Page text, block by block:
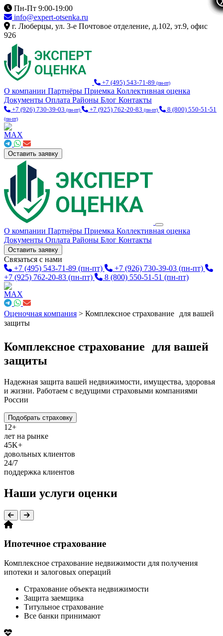
Пн-Пт 9:00-19:00
info@expert-otsenka.ru
г. Люберцы, ул. 3-е Почтовое отделение, д.102, эт.9, офис
926
+7 (495) 543-71-89 (пн-пт)
О компании Партнёры Приемка Коллективная оценка
Документы Оплата Районы Блог Контакты
+7 (926) 730-39-03 (пн-пт) +7 (925) 762-20-83 (пн-пт) 8 (800) 550-51-51
(пн-пт)
Оставить заявку
О компании Партнёры Приемка Коллективная оценка
Документы Оплата Районы Блог Контакты
Оставить заявку
Связаться с нами
+7 (495) 543-71-89 (пн-пт) +7 (926) 730-39-03 (пн-пт)
+7 (925) 762-20-83 (пн-пт) 8 (800) 550-51-51 (пн-пт)
Оценочная компания > Комплексное страхование для вашей
защиты
Комплексное страхование для вашей
защиты
Надежная защита вашей недвижимости, имущества, здоровья
и жизни. Работаем с ведущими страховыми компаниями
России
Подобрать страховку
12+
лет на рынке
45K+
довольных клиентов
24/7
поддержка клиентов
Наши услуги оценки
Ипотечное страхование
Комплексное страхование недвижимости для получения
ипотеки и залоговых операций
Страхование объекта недвижимости
Защита заемщика
Титульное страхование
Все банки принимают